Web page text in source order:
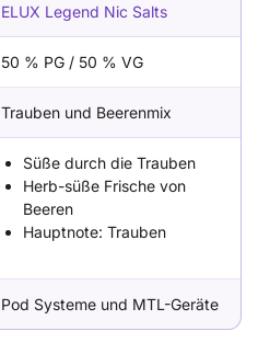
ELUX Legend Nic Salts
50 % PG / 50 % VG
Trauben und Beerenmix
Süße durch die Trauben
Herb-süße Frische von
Beeren
Hauptnote: Trauben
Pod Systeme und MTL-Geräte